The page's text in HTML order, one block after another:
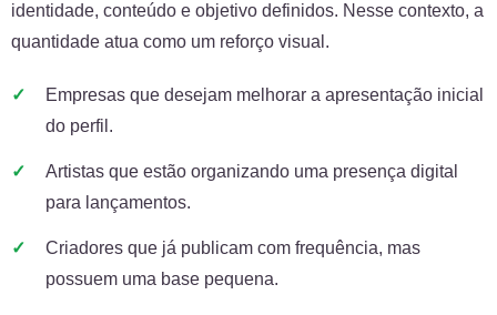
identidade, conteúdo e objetivo definidos. Nesse contexto, a
quantidade atua como um reforço visual.
Empresas que desejam melhorar a apresentação inicial
do perfil.
Artistas que estão organizando uma presença digital
para lançamentos.
Criadores que já publicam com frequência, mas
possuem uma base pequena.